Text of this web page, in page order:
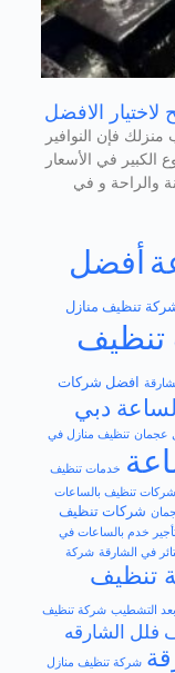
لاختيار الافضل
فإن النوافير
الكبير في الأسعار
والراحة و في
أفضل
تنظيف منازل
تنظيف
افضل شركات
دبي
عجمان تنظيف منازل في
خدمات تنظيف
شركات تنظيف بالساعات
شركات تنظيف
خدم بالساعات في
في الشارقة شركة
تنظيف
التشطيب شركة تنظيف
فلل الشارقه
شركة تنظيف منازل